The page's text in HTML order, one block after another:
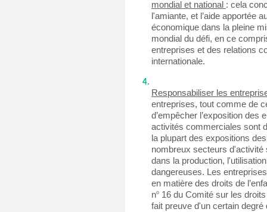
mondial et national : cela
l'amiante, et l’aide apportée
économique dans la pleine
mondial du défi, en ce
entreprises et des relations
internationale.
Responsabiliser les
entreprises, tout comme de
d’empêcher l’exposition
activités commerciales sont
la plupart des expositions
nombreux secteurs d'activité
dans la production,
dangereuses. Les
en matière des droits de
no 16 du Comité sur les
fait preuve d'un certain